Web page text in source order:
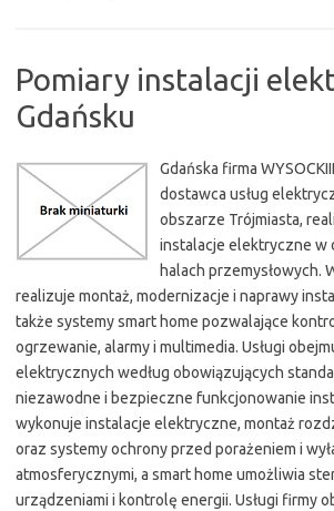
Pomiary instalacji
Gdańsku
Gdańska firma
dostawca usług
obszarze Trójmiasta,
instalacje elektryczne w
halach przemysłowych.
realizuje montaż, modernizacje i naprawy
także systemy smart home pozwalające
ogrzewanie, alarmy i multimedia. Usługi
elektrycznych według obowiązujących
niezawodne i bezpieczne funkcjonowanie
wykonuje instalacje elektryczne, montaż
oraz systemy ochrony przed porażeniem i
atmosferycznymi, a smart home umożliwia
urządzeniami i kontrolę energii. Usługi firmy